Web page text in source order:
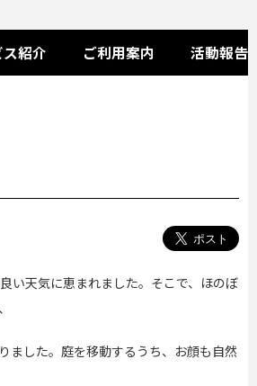
紹介 ご利用案内 活動報告
い天気に恵まれました。そこで、ほのぼ
ました。庭を移動するうち、お顔も自然